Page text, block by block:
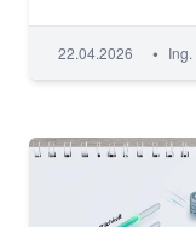
22.04.2026 •